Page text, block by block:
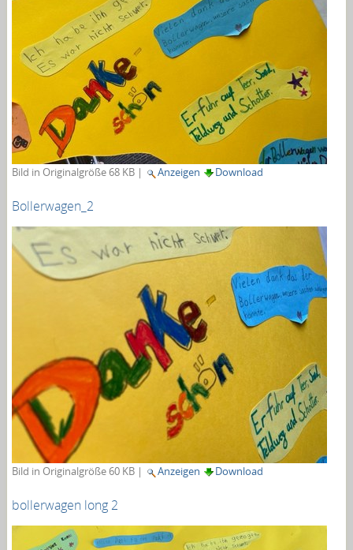
Bild in Originalgröße68 KB | Anzeigen Download
Bollerwagen_2
Bild in Originalgröße60 KB | Anzeigen Download
bollerwagen long 2